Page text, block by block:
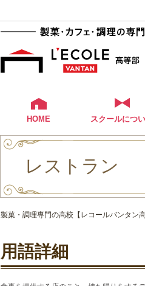
HOME スクールにつ
レストラン
製菓・調理専門の高校【レコールバンタン高
用語詳細